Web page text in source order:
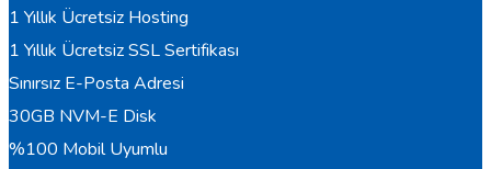
1 Yıllık Ücretsiz Hosting
1 Yıllık Ücretsiz SSL Sertifikası
Sınırsız E-Posta Adresi
30GB NVM-E Disk
%100 Mobil Uyumlu